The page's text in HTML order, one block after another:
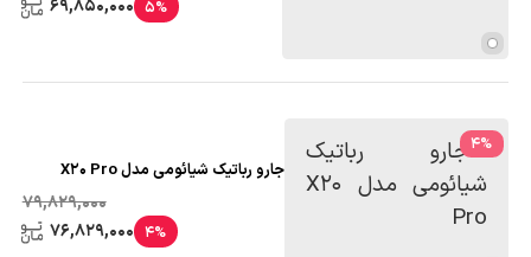
5%
69,850,000
%
4
جارو رباتیک شیائومی مدل X20 Pro
79,829,000
4%
76,829,000